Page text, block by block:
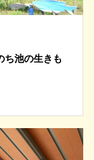
ち池の生きも